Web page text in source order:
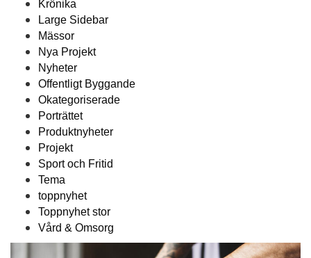
Krönika
Large Sidebar
Mässor
Nya Projekt
Nyheter
Offentligt Byggande
Okategoriserade
Porträttet
Produktnyheter
Projekt
Sport och Fritid
Tema
toppnyhet
Toppnyhet stor
Vård & Omsorg